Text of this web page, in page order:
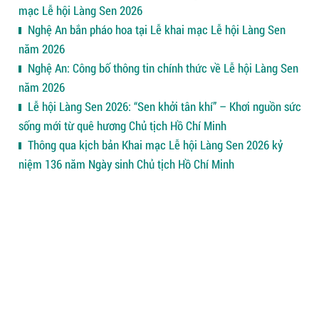
mạc Lễ hội Làng Sen 2026
Nghệ An bắn pháo hoa tại Lễ khai mạc Lễ hội Làng Sen
năm 2026
Nghệ An: Công bố thông tin chính thức về Lễ hội Làng Sen
năm 2026
Lễ hội Làng Sen 2026: “Sen khởi tân khí” – Khơi nguồn sức
sống mới từ quê hương Chủ tịch Hồ Chí Minh
Thông qua kịch bản Khai mạc Lễ hội Làng Sen 2026 kỷ
niệm 136 năm Ngày sinh Chủ tịch Hồ Chí Minh